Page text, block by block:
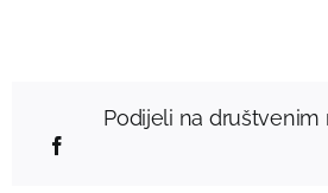
Podijeli na društvenim